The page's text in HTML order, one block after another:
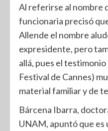
Al referirse al nombre
funcionaria precisó
Allende el nombre
expresidente, pero
allá, pues el
Festival de Cannes)
material familiar y de
Bárcena Ibarra,
UNAM, apuntó que es